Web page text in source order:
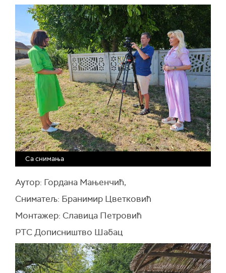
Са снимања
Аутор: Гордана Мањенчић,
Сниматељ: Бранимир Цветковић
Монтажер: Славица Петровић
РТС Дописништво Шабац